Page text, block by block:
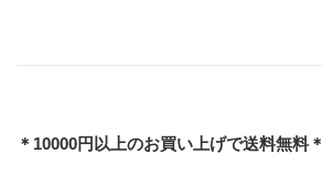
＊10000円以上のお買い上げで送料無料＊